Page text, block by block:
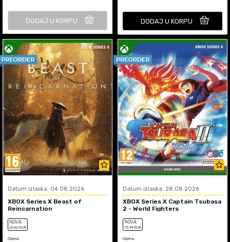
DODAJ U KORPU DODAJ U KORPU
Datum izlaska: 04.08.2026
XBOX Series X Beast of
Reincarnation
NOVA
60,86 EUR
Cijena
Datum izlaska: 28.08.2026
XBOX Series X Captain Tsubasa
2 - World Fighters
NOVA
75,99 EUR
Cijena